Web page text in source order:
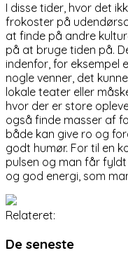
I disse tider, hvor det
frokoster på
at finde på andre
på at bruge tiden på.
indenfor, for eksempel
nogle venner, det
lokale teater eller
hvor der er store
også finde masser af
både kan give ro og
godt humør. For til en
pulsen og man får
og god energi, som
Relateret:
De seneste